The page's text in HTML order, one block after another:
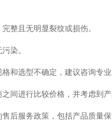
且无明显裂纹或损伤。
染。
选型不确定，建议咨询专业
进行比较价格，并考虑到产
服务政策，包括产品质量保